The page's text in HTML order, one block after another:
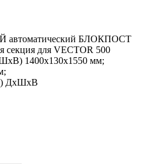
БЛОКПОСТ
секция для VECTOR 500
1400х130х1550 мм;
ДхШхВ